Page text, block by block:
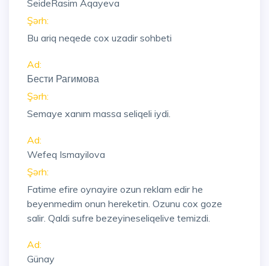
SeideRasim Aqayeva
Şərh:
Bu ariq neqede cox uzadir sohbeti
Ad:
Бести Рагимова
Şərh:
Semaye xanım massa seliqeli iydi.
Ad:
Wefeq Ismayilova
Şərh:
Fatime efire oynayire ozun reklam edir he
beyenmedim onun hereketin. Ozunu cox goze
salir. Qaldi sufre bezeyineseliqelive temizdi.
Ad:
Günay